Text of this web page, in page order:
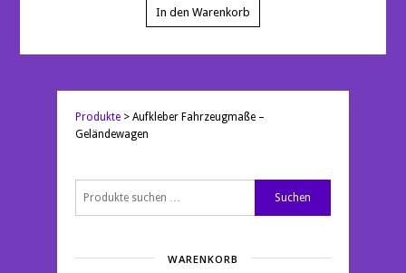
In den Warenkorb
Produkte> Aufkleber Fahrzeugmaße –
Geländewagen
nach:
Suchen
WARENKORB